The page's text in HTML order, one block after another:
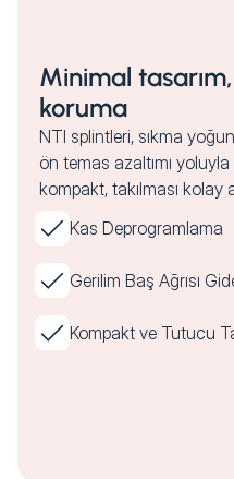
Minimal
koruma
NTI splintleri, sıkma
ön temas azaltımı yoluyla
kompakt, takılması kolay
Kas Deprogramlama
Gerilim Baş Ağrısı
Kompakt ve Tutucu